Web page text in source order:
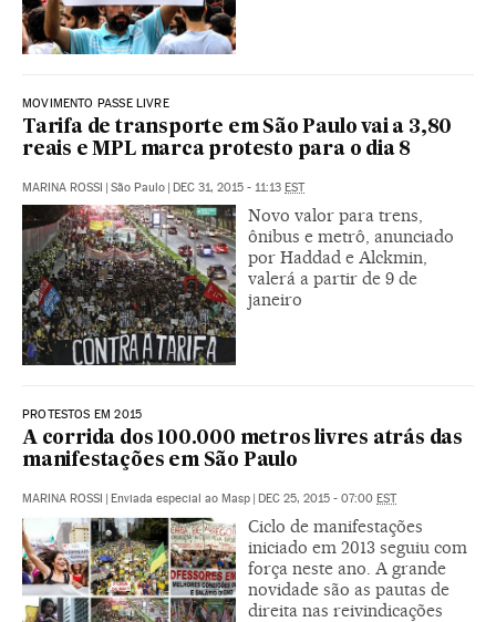
MOVIMENTO PASSE LIVRE
Tarifa de transporte em São Paulo vai a 3,80
reais e MPL marca protesto para o dia 8
MARINA ROSSI | São Paulo | DEC 31, 2015 - 11:13 EST
Novo valor para trens,
ônibus e metrô, anunciado
por Haddad e Alckmin,
valerá a partir de 9 de
janeiro
PROTESTOS EM 2015
A corrida dos 100.000 metros livres atrás das
manifestações em São Paulo
MARINA ROSSI | Enviada especial ao Masp | DEC 25, 2015 - 07:00 EST
Ciclo de manifestações
iniciado em 2013 seguiu com
força neste ano. A grande
novidade são as pautas de
direita nas reivindicações